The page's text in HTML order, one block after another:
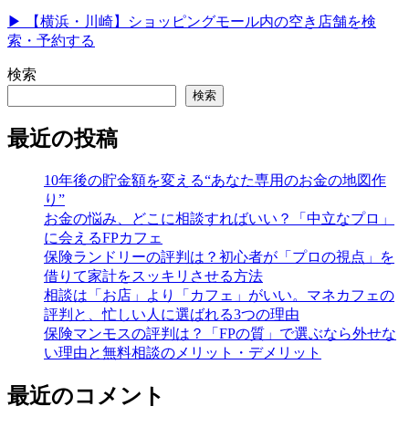
▶︎ 【横浜・川崎】ショッピングモール内の空き店舗を検
索・予約する
検索
検索
最近の投稿
10年後の貯金額を変える“あなた専用のお金の地図作
り”
お金の悩み、どこに相談すればいい？「中立なプロ」
に会えるFPカフェ
保険ランドリーの評判は？初心者が「プロの視点」を
借りて家計をスッキリさせる方法
相談は「お店」より「カフェ」がいい。マネカフェの
評判と、忙しい人に選ばれる3つの理由
保険マンモスの評判は？「FPの質」で選ぶなら外せな
い理由と無料相談のメリット・デメリット
最近のコメント